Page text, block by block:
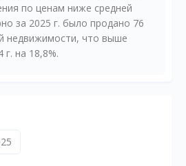
по ценам ниже средней
за 2025 г. было продано 76
недвижимости, что выше
г. на 18,8%.